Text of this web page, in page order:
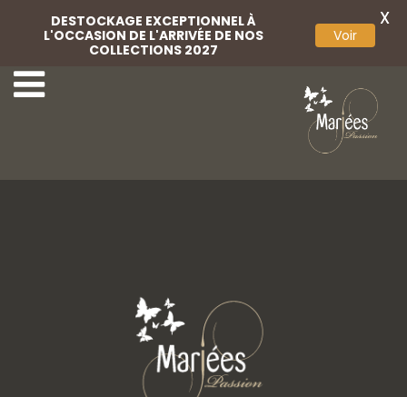
Coussin d'alliances Coussin d'alliances
DESTOCKAGE EXCEPTIONNEL À
L'OCCASION DE L'ARRIVÉE DE NOS
COLLECTIONS 2027
Voir
X